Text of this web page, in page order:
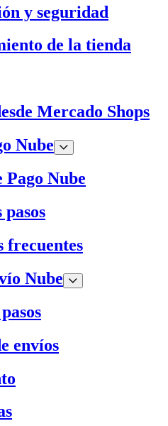
y seguridad
de la tienda
Mercado Shops
Nube
Pago Nube
frecuentes
Nube
envíos